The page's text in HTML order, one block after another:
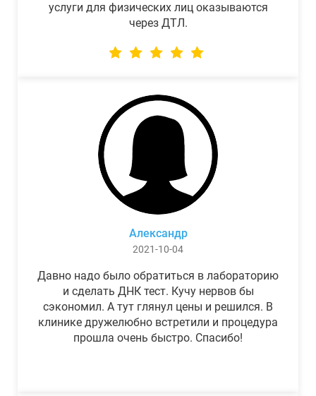
услуги для физических лиц оказываются
через ДТЛ.
Александр
2021-10-04
Давно надо было обратиться в лабораторию
и сделать ДНК тест. Кучу нервов бы
сэкономил. А тут глянул цены и решился. В
клинике дружелюбно встретили и процедура
прошла очень быстро. Спасибо!